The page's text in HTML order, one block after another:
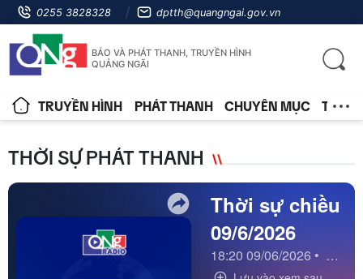
0255 3828328 dptth@quangngai.gov.vn
BÁO VÀ PHÁT THANH, TRUYỀN HÌNH
QUẢNG NGÃI
TRUYỀN HÌNH PHÁT THANH CHUYÊN MỤC TIN
THỜI SỰ PHÁT THANH